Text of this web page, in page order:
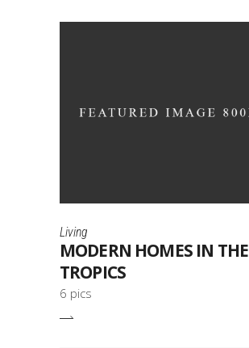
Living
MODERN HOMES IN THE
TROPICS
6 pics